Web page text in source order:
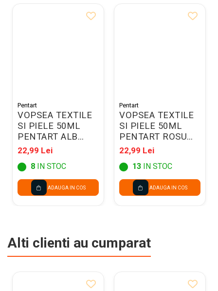
Pentart
VOPSEA TEXTILE
SI PIELE 50ML
PENTART ALB
34799
22,99 Lei
8 IN STOC
ADAUGA IN COS
Pentart
VOPSEA TEXTILE
SI PIELE 50ML
PENTART ROSU
34802
22,99 Lei
13 IN STOC
ADAUGA IN COS
Alti clienti au cumparat